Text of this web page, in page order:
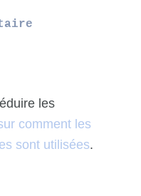
les
comment les
sont utilisées.